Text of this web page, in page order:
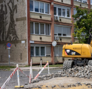
halad
Szent
László
tér
felújítása